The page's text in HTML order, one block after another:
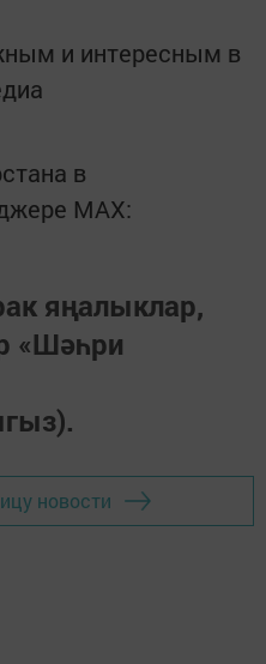
и интересным в
в
MАХ:
яңалыклар,
«Шәһри
новости